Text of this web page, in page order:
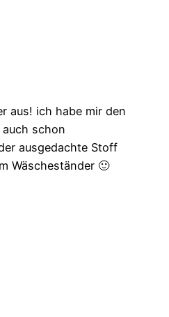
aus! ich habe mir den
schon
ausgedachte Stoff
Wäscheständer 🙂